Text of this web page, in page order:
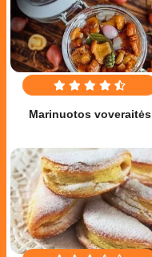
Marinuotos voveraitės